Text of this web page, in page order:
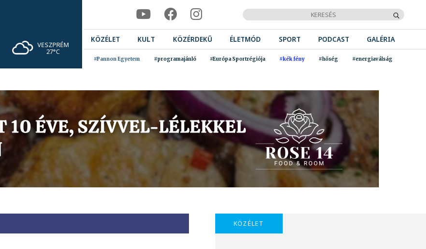
VESZPRÉM
27°C
KÖZÉLET KULT KÖZÉRDEKŰ ÉLETMÓD SPORT PODCAST GALÉRIA
#Pannon Egyetem #programajánló #Európa Sportrégiója #kék fény #hőség #energiaválság
KÖZÉLET